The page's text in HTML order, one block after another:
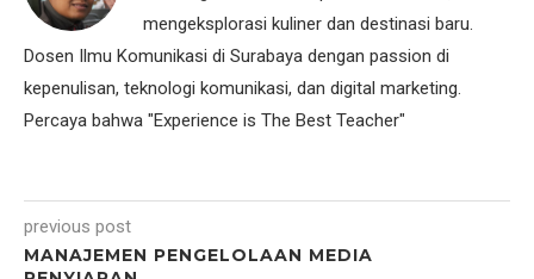
mengeksplorasi kuliner dan destinasi baru.
Dosen Ilmu Komunikasi di Surabaya dengan passion di
kepenulisan, teknologi komunikasi, dan digital marketing.
Percaya bahwa "Experience is The Best Teacher"
previous post
MANAJEMEN PENGELOLAAN MEDIA